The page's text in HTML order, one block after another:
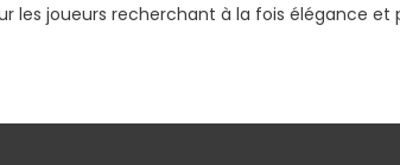
les joueurs recherchant à la fois élégance et